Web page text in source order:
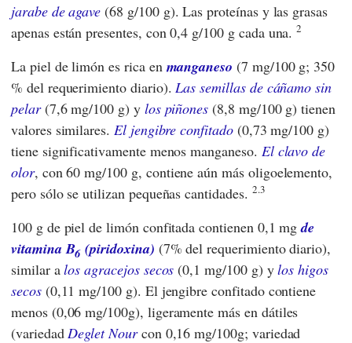
jarabe de agave (68 g/100 g). Las proteínas y las grasas
apenas están presentes, con 0,4 g/100 g cada una.2
La piel de limón es rica en manganeso (7 mg/100 g; 350
% del requerimiento diario).Las semillas de cáñamo sin
pelar(7,6 mg/100 g) y los piñones (8,8 mg/100 g) tienen
valores similares. El jengibre confitado(0,73 mg/100 g)
tiene significativamente menos manganeso. El clavo de
olor, con 60 mg/100 g, contiene aún más oligoelemento,
pero sólo se utilizan pequeñas cantidades. 2.3
100 g de piel de limón confitada contienen 0,1 mgde
vitamina B6 (piridoxina) (7% del requerimiento diario),
similar alos agracejos secos (0,1 mg/100 g) ylos higos
secos(0,11 mg/100 g). El jengibre confitado contiene
menos (0,06 mg/100g), ligeramente más en dátiles
(variedadDeglet Nourcon 0,16 mg/100g; variedad